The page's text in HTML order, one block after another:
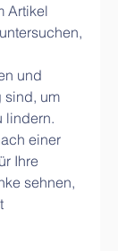
Artikel
und
sind, um
lindern.
einer
Ihre
sehnen,